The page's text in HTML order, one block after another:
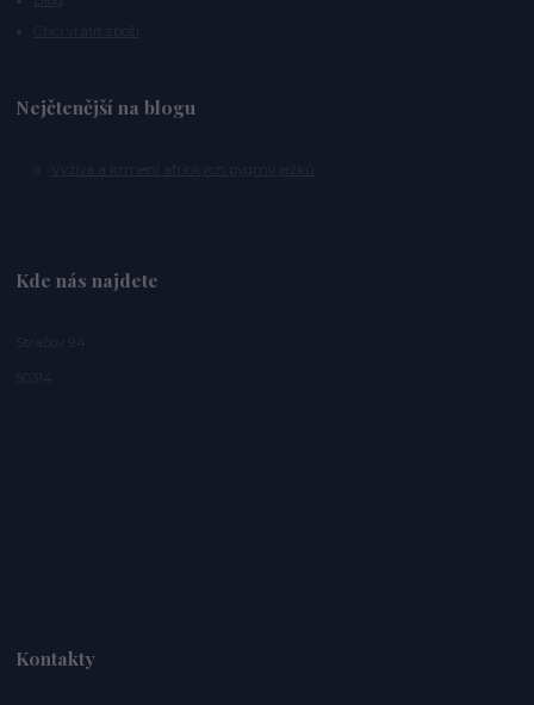
Nejčtenější na blogu
Kde nás najdete
Kontakty